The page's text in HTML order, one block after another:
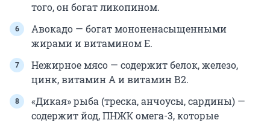
того, он богат ликопином.
Авокадо — богат мононенасыщенными
жирами и витамином Е.
Нежирное мясо — содержит белок, железо,
цинк, витамин А и витамин В2.
«Дикая» рыба (треска, анчоусы, сардины) —
содержит йод, ПНЖК омега-3, которые